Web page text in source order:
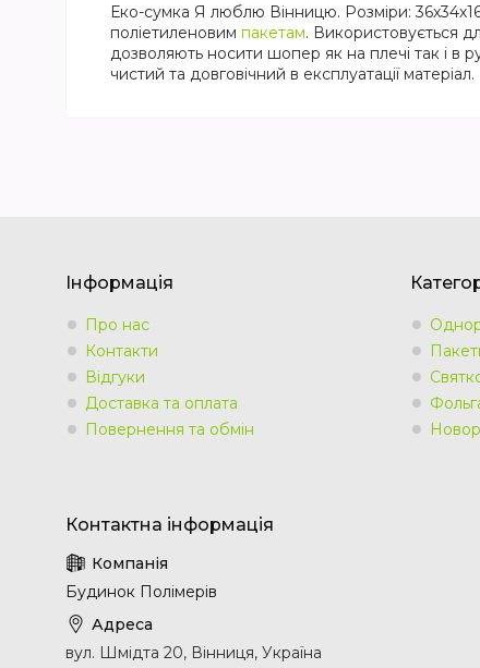
Еко-сумка Я люблю Вінницю. Розміри:
поліетиленовим пакетам. Використовується
дозволяють носити шопер як на плечі так і в
чистий та довговічний в експлуатації матеріал.
Інформація
Про нас
Контакти
Відгуки
Доставка та оплата
Повернення та обмін
Будинок Полімерів
вул. Шмідта 20, Вінниця, Україна